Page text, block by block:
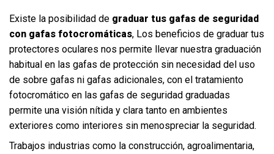
Existe la posibilidad de graduar tus gafas de seguridad
con gafas fotocromáticas, Los beneficios de graduar tus
protectores oculares nos permite llevar nuestra graduación
habitual en las gafas de protección sin necesidad del uso
de sobre gafas ni gafas adicionales, con el tratamiento
fotocromático en las gafas de seguridad graduadas
permite una visión nítida y clara tanto en ambientes
exteriores como interiores sin menospreciar la seguridad.
Trabajos industrias como la construcción, agroalimentaria,